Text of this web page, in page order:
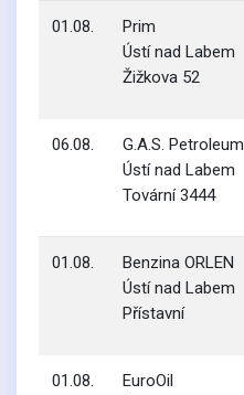
01.08.
Prim
Ústí nad Labem
Žižkova 52
06.08.
G.A.S. Petroleum
Ústí nad Labem
Tovární 3444
01.08.
Benzina ORLEN
Ústí nad Labem
Přístavní
01.08.
EuroOil